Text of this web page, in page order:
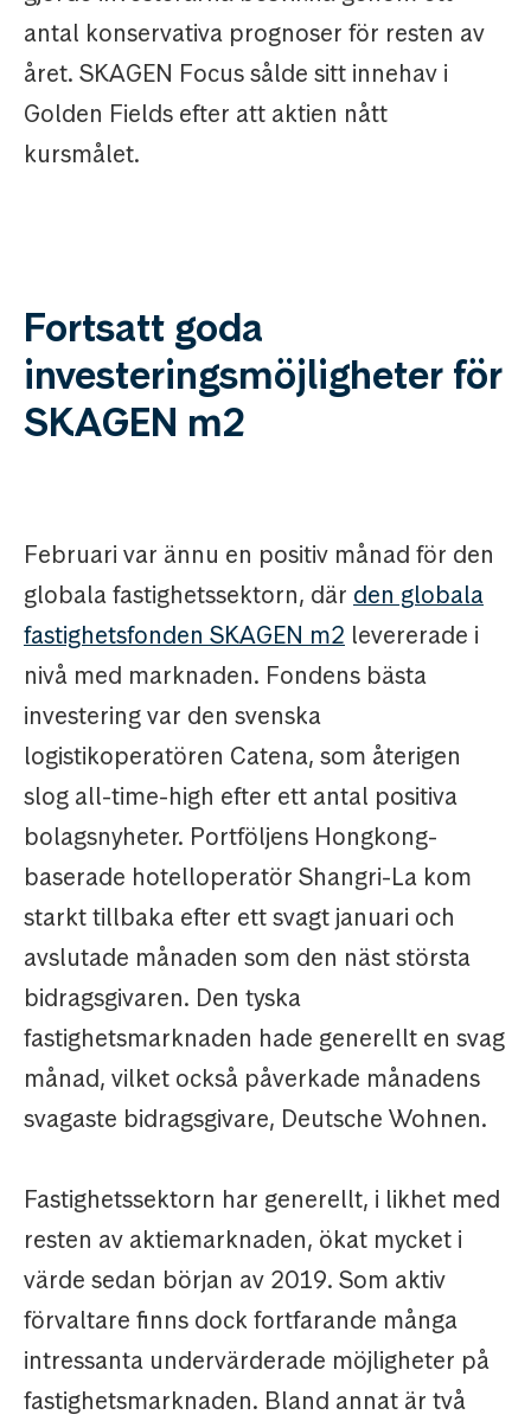
antal konservativa prognoser för resten av
året. SKAGEN Focus sålde sitt innehav i
Golden Fields efter att aktien nått
kursmålet.
Fortsatt goda
investeringsmöjligheter för
SKAGEN m2
Februari var ännu en positiv månad för den
globala fastighetssektorn, där den globala
fastighetsfonden SKAGEN m2 levererade i
nivå med marknaden. Fondens bästa
investering var den svenska
logistikoperatören Catena, som återigen
slog all-time-high efter ett antal positiva
bolagsnyheter. Portföljens Hongkong-
baserade hotelloperatör Shangri-La kom
starkt tillbaka efter ett svagt januari och
avslutade månaden som den näst största
bidragsgivaren. Den tyska
fastighetsmarknaden hade generellt en svag
månad, vilket också påverkade månadens
svagaste bidragsgivare, Deutsche Wohnen.
Fastighetssektorn har generellt, i likhet med
resten av aktiemarknaden, ökat mycket i
värde sedan början av 2019. Som aktiv
förvaltare finns dock fortfarande många
intressanta undervärderade möjligheter på
fastighetsmarknaden. Bland annat är två